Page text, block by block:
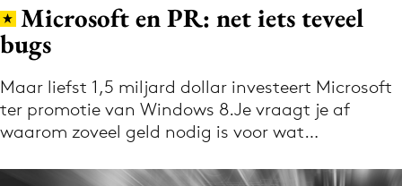
Volg het laatste nieuws via de Adformatie
Nieuws app
Microsoft en PR: net iets teveel
bugs
Maar liefst 1,5 miljard dollar investeert Microsoft
ter promotie van Windows 8.Je vraagt je af
waarom zoveel geld nodig is voor wat…